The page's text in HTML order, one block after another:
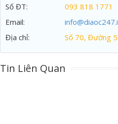
Số ĐT:
093 818 1771
Email:
Địa chỉ:
Số 70, Đường
Tin Liên Quan